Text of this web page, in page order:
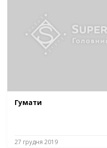
Гумати
27 грудня 2019